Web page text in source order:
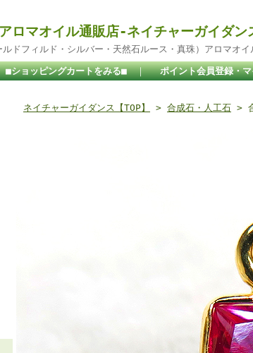
ロマオイル通販店-ネイチャーガイダン
ドフィルド・シルバー・天然石ルース・真珠）アロマオイ
■ショッピングカートをみる■ ｜ ポイント会員登録・
ネイチャーガイダンス【TOP】 > 合成石・人工石 >